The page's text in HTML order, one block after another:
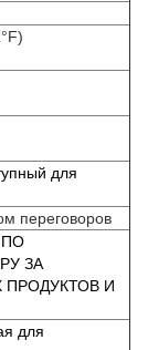
для
переговоров
ПО
ЗА
И
для